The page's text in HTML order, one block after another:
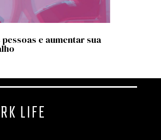
e aumentar sua
LIFE